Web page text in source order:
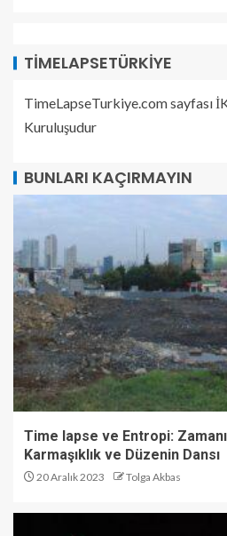
TIMELAPSETÜRKIYE
TimeLapseTurkiye.com sayfası
Kuruluşudur
BUNLARI KAÇIRMAYIN
Time lapse ve Entropi:
Karmaşıklık ve Düzenin Dansı
20 Aralık 2023 Tolga Akbas